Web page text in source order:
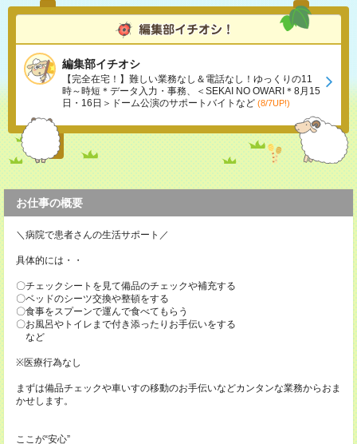
編集部イチオシ
【完全在宅！】難しい業務なし＆電話なし！ゆっくりの11
時～時短＊データ入力・事務、＜SEKAI NO OWARI＊8月15
日・16日＞ドーム公演のサポートバイトなど (8/7UP!)
お仕事の概要
＼病院で患者さんの生活サポート／
具体的には・・
〇チェックシートを見て備品のチェックや補充する
〇ベッドのシーツ交換や整頓をする
〇食事をスプーンで運んで食べてもらう
〇お風呂やトイレまで付き添ったりお手伝いをする
など
※医療行為なし
まずは備品チェックや車いすの移動のお手伝いなどカンタンな業務からおま
かせします。
ここが“安心”